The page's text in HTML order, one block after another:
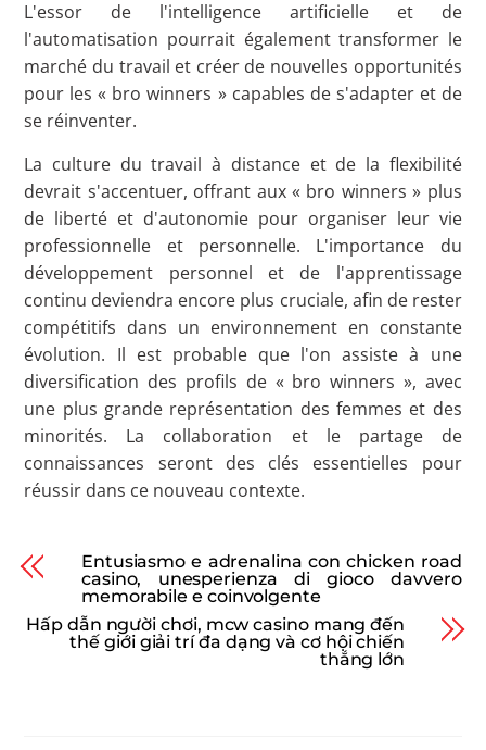
L'essor de l'intelligence artificielle et de
l'automatisation pourrait également transformer le
marché du travail et créer de nouvelles opportunités
pour les « bro winners » capables de s'adapter et de
se réinventer.
La culture du travail à distance et de la flexibilité
devrait s'accentuer, offrant aux « bro winners » plus
de liberté et d'autonomie pour organiser leur vie
professionnelle et personnelle. L'importance du
développement personnel et de l'apprentissage
continu deviendra encore plus cruciale, afin de rester
compétitifs dans un environnement en constante
évolution. Il est probable que l'on assiste à une
diversification des profils de « bro winners », avec
une plus grande représentation des femmes et des
minorités. La collaboration et le partage de
connaissances seront des clés essentielles pour
réussir dans ce nouveau contexte.
Entusiasmo e adrenalina con chicken road
casino, unesperienza di gioco davvero
memorabile e coinvolgente
Hấp dẫn người chơi, mcw casino mang đến
thế giới giải trí đa dạng và cơ hội chiến
thắng lớn